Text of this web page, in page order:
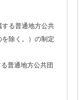
る普通地方公共
除く。）の制定
普通地方公共団